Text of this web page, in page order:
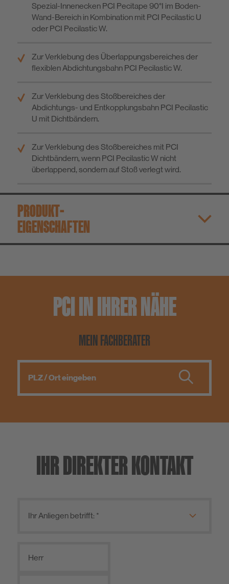
Spezial-Innenecken PCI Pecitape 90°I im Boden-
Wand-Bereich in Kombination mit PCI Pecilastic U
oder PCI Pecilastic W.
Zur Verklebung des Überlappungsbereiches der
ﬂexiblen Abdichtungsbahn PCI Pecilastic W.
Zur Verklebung des Stoßbereiches der
Abdichtungs- und Entkopplungsbahn PCI Pecilastic
U mit Dichtbändern.
Zur Verklebung des Stoßbereiches mit PCI
Dichtbändern, wenn PCI Pecilastic W nicht
überlappend, sondern auf Stoß verlegt wird.
PRODUKT­
EIGENSCHAFTEN
PCI IN IHRER NÄHE
MEIN FACHBERATER
IHR DIREKTER KONTAKT
Herr